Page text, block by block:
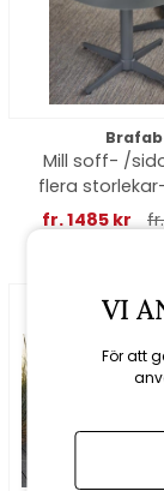
Brafab
Mill soff- /
flera
fr. 1485 kr
VI
För att